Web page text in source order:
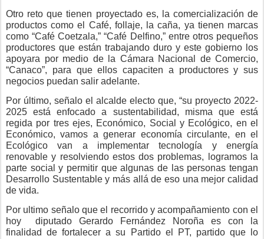
Otro reto que tienen proyectado es, la comercialización de
productos como el Café, follaje, la caña, ya tienen marcas
como “Café Coetzala,” “Café Delfino,” entre otros pequeños
productores que están trabajando duro y este gobierno los
apoyara por medio de la Cámara Nacional de Comercio,
“Canaco”, para que ellos capaciten a productores y sus
negocios puedan salir adelante.
Por último, señalo el alcalde electo que, “su proyecto 2022-
2025 está enfocado a sustentabilidad, misma que está
regida por tres ejes, Económico, Social y Ecológico, en el
Económico, vamos a generar economía circulante, en el
Ecológico van a implementar tecnología y energía
renovable y resolviendo estos dos problemas, logramos la
parte social y permitir que algunas de las personas tengan
Desarrollo Sustentable y más allá de eso una mejor calidad
de vida.
Por ultimo señalo que el recorrido y acompañamiento con el
hoy
diputado Gerardo Fernández Noroña es con la
finalidad de fortalecer a su Partido el PT, partido que lo